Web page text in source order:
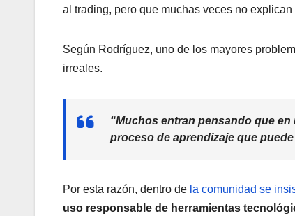
al trading, pero que muchas veces no
Según Rodríguez, uno de los mayores
irreales.
“Muchos entran pensando que
proceso de aprendizaje que
Por esta razón, dentro de la comunidad se
uso responsable de herramientas